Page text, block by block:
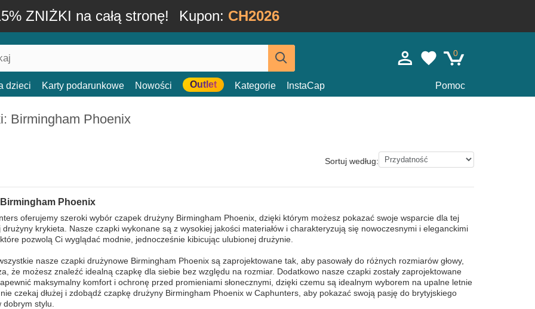
ZNIŻKI na całą stronę! Kupon: CH2026
0
dzieci Karty podarunkowe Nowości Outlet Kategorie InstaCap Pomoc
Birmingham Phoenix
Sortuj według:
Phoenix
oferujemy szeroki wybór czapek drużyny Birmingham Phoenix, dzięki którym możesz pokazać swoje wsparcie dla tej
drużyny krykieta. Nasze czapki wykonane są z wysokiej jakości materiałów i charakteryzują się nowoczesnymi i eleganckimi
pozwolą Ci wyglądać modnie, jednocześnie kibicując ulubionej drużynie.
nasze czapki drużynowe Birmingham Phoenix są zaprojektowane tak, aby pasowały do różnych rozmiarów głowy,
że możesz znaleźć idealną czapkę dla siebie bez względu na rozmiar. Dodatkowo nasze czapki zostały zaprojektowane
maksymalny komfort i ochronę przed promieniami słonecznymi, dzięki czemu są idealnym wyborem na upalne letnie
czekaj dłużej i zdobądź czapkę drużyny Birmingham Phoenix w Caphunters, aby pokazać swoją pasję do brytyjskiego
dobrym stylu.